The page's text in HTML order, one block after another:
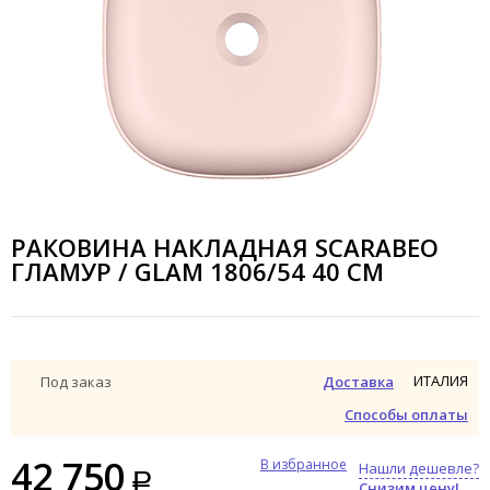
РАКОВИНА НАКЛАДНАЯ SCARABEO
ГЛАМУР / GLAM 1806/54 40 СМ
Под заказ
Доставка
Способы оплаты
ИТАЛИЯ
42 750
Нашли дешевле?
В избранное